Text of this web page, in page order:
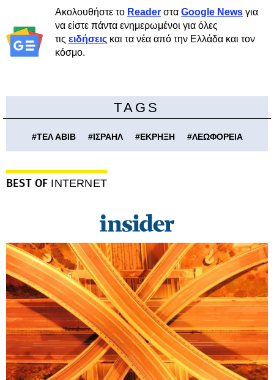
Ακολουθήστε το Reader στα Google News για
να είστε πάντα ενημερωμένοι για όλες
τις ειδήσεις και τα νέα από την Ελλάδα και τον
κόσμο.
TAGS
#ΤΕΛ ΑΒΙΒ #ΙΣΡΑΗΛ #ΕΚΡΗΞΗ #ΛΕΩΦΟΡΕΙΑ
BEST OF INTERNET